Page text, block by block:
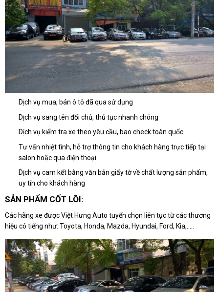
Dịch vụ mua, bán ô tô đã qua sử dụng
Dịch vụ sang tên đổi chủ, thủ tục nhanh chóng
Dịch vụ kiểm tra xe theo yêu cầu, bao check toàn quốc
Tư vấn nhiệt tình, hỗ trợ thông tin cho khách hàng trực tiếp tại
salon hoặc qua điện thoại
Dịch vụ cam kết bằng văn bản giấy tờ về chất lượng sản phẩm,
uy tín cho khách hàng
SẢN PHẨM CỐT LÕI:
Các hãng xe được Việt Hưng Auto tuyển chọn liên tục từ các thương
hiệu có tiếng như: Toyota, Honda, Mazda, Hyundai, Ford, Kia,.....